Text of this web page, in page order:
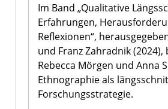
Im Band „Qualitative
Erfahrungen,
Reflexionen“,
und Franz Zahradnik (2024),
Rebecca Mörgen und Anna
Ethnographie als
Forschungsstrategie.